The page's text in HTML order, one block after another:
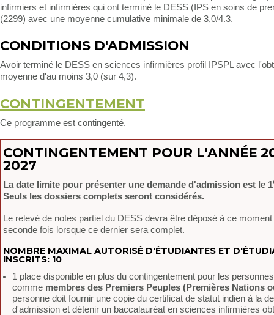
infirmiers et infirmières qui ont terminé le DESS (IPS en soins de
(2299) avec une moyenne cumulative minimale de 3,0/4.3.
CONDITIONS D'ADMISSION
Avoir terminé le DESS en sciences infirmières profil IPSPL avec
moyenne d'au moins 3,0 (sur 4,3).
CONTINGENTEMENT
Ce programme est contingenté.
CONTINGENTEMENT POUR L'ANNÉE
2027
La date limite pour présenter une demande d'admission est le 1
Seuls les dossiers complets seront considérés.
Le relevé de notes partiel du DESS devra être déposé à ce moment
seconde fois lorsque ce dernier sera complet.
NOMBRE MAXIMAL AUTORISÉ D'ÉTUDIANTES ET
INSCRITS: 10
1 place disponible en plus du contingentement pour les
comme membres des Premiers Peuples (Premières Nations
personne doit fournir une copie du certificat de statut indien à la
d'admission et détenir un baccalauréat en sciences infirmières